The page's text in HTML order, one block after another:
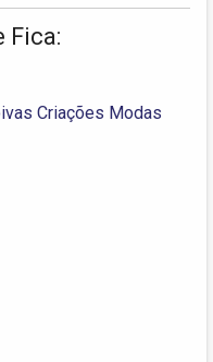
Fica:
Criações Modas